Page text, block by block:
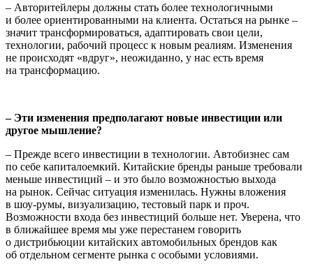
– Авторитейлеры должны стать более технологичными
и более ориентированными на клиента. Остаться на рынке –
значит трансформироваться, адаптировать свои цели,
технологии, рабо­чий процесс к новым реалиям. Изменения
не происходят «вдруг», неожиданно, у нас есть время
на трансформацию.
– Эти изменения предполагают новые инвестиции или
другое мышление?
– Прежде всего инвестиции в технологии. Автобизнес сам
по себе капиталоемкий. Китайские бренды раньше требовали
меньше инвестиций – и это было возможностью выхода
на рынок. Сейчас ситуация изменилась. Нужны вложения
в шоу-румы, визуализа­цию, тестовый парк и проч.
Возможности входа без инвестиций больше нет. Уверена, что
в ближайшее время мы уже перестанем говорить
о дистрибьюции китайских автомобильных брендов как
об отдельном сегменте рынка с особыми условиями.